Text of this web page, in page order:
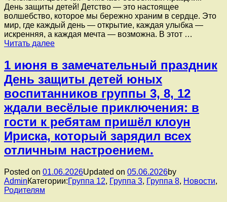
детей
и
торжественно
открыли
сезон
приключений!
День защиты детей! Детство — это настоящее
волшебство, которое мы бережно храним в сердце. Это
мир, где каждый день — открытие, каждая улыбка —
искренняя, а каждая мечта — возможна. В этот …
Читать далееСегодня,
первый
день
лета,
подготовительная
группа
«Аленький
цветочек»
отмечает
особенный
праздник
—
защиты
детей!
1 июня в замечательный праздник
День защиты детей юных
воспитанников группы 3, 8, 12
ждали весёлые приключения: в
гости к ребятам пришёл клоун
Ириска, который зарядил всех
отличным настроением.
Posted on 01.06.2026Updated on 05.06.2026by
AdminКатегории:Группа 12, Группа 3, Группа 8, Новости,
Родителям